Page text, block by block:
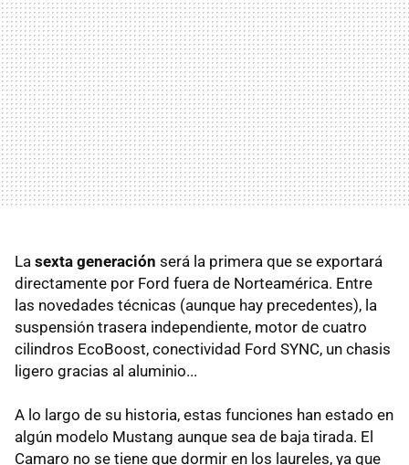
La sexta generación será la primera que se exportará
directamente por Ford fuera de Norteamérica. Entre
las novedades técnicas (aunque hay precedentes), la
suspensión trasera independiente, motor de cuatro
cilindros EcoBoost, conectividad Ford SYNC, un chasis
ligero gracias al aluminio...
A lo largo de su historia, estas funciones han estado en
algún modelo Mustang aunque sea de baja tirada. El
Camaro no se tiene que dormir en los laureles, ya que